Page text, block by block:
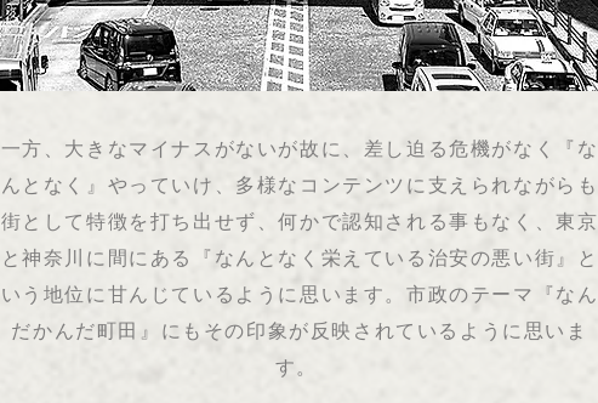
一方、大きなマイナスがないが故に、差し迫る危機がなく『な
んとなく』やっていけ、多様なコンテンツに支えられながらも
街として特徴を打ち出せず、何かで認知される事もなく、東京
と神奈川に間にある『なんとなく栄えている治安の悪い街』と
いう地位に甘んじているように思います。市政のテーマ『なん
だかんだ町田』にもその印象が反映されているように思いま
す。